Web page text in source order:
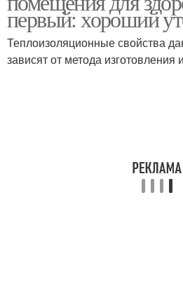
первый: хороший
Теплоизоляционные свойства
зависят от метода изготовления